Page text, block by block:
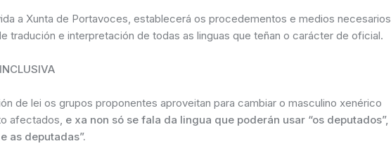
a Xunta de Portavoces, establecerá os procedementos e medios necesarios
tradución e interpretación de todas as linguas que teñan o carácter de oficial.
de lei os grupos proponentes aproveitan para cambiar o masculino xenérico
afectados, e xa non só se fala da lingua que poderán usar “os deputados”,
as deputadas”.